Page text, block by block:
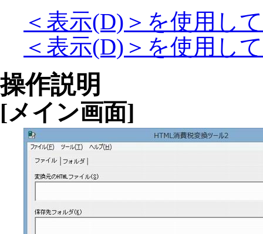
＜表示(D)＞を使用し
＜表示(D)＞を使用し
操作説明
[メイン画面]